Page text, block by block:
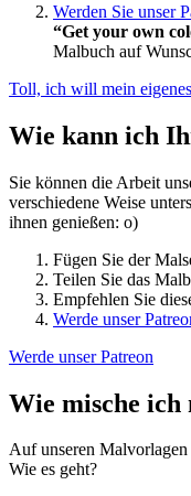
Werden Sie unser
“Get your own
Malbuch auf
Toll, ich will mein
Wie kann ich
Sie können die Arbeit
verschiedene Weise
ihnen genießen: o)
Fügen Sie der
Teilen Sie das
Empfehlen Sie
Werde unser
Werde unser Patreon
Wie mische ich
Auf unseren Malvorlagen
Wie es geht?